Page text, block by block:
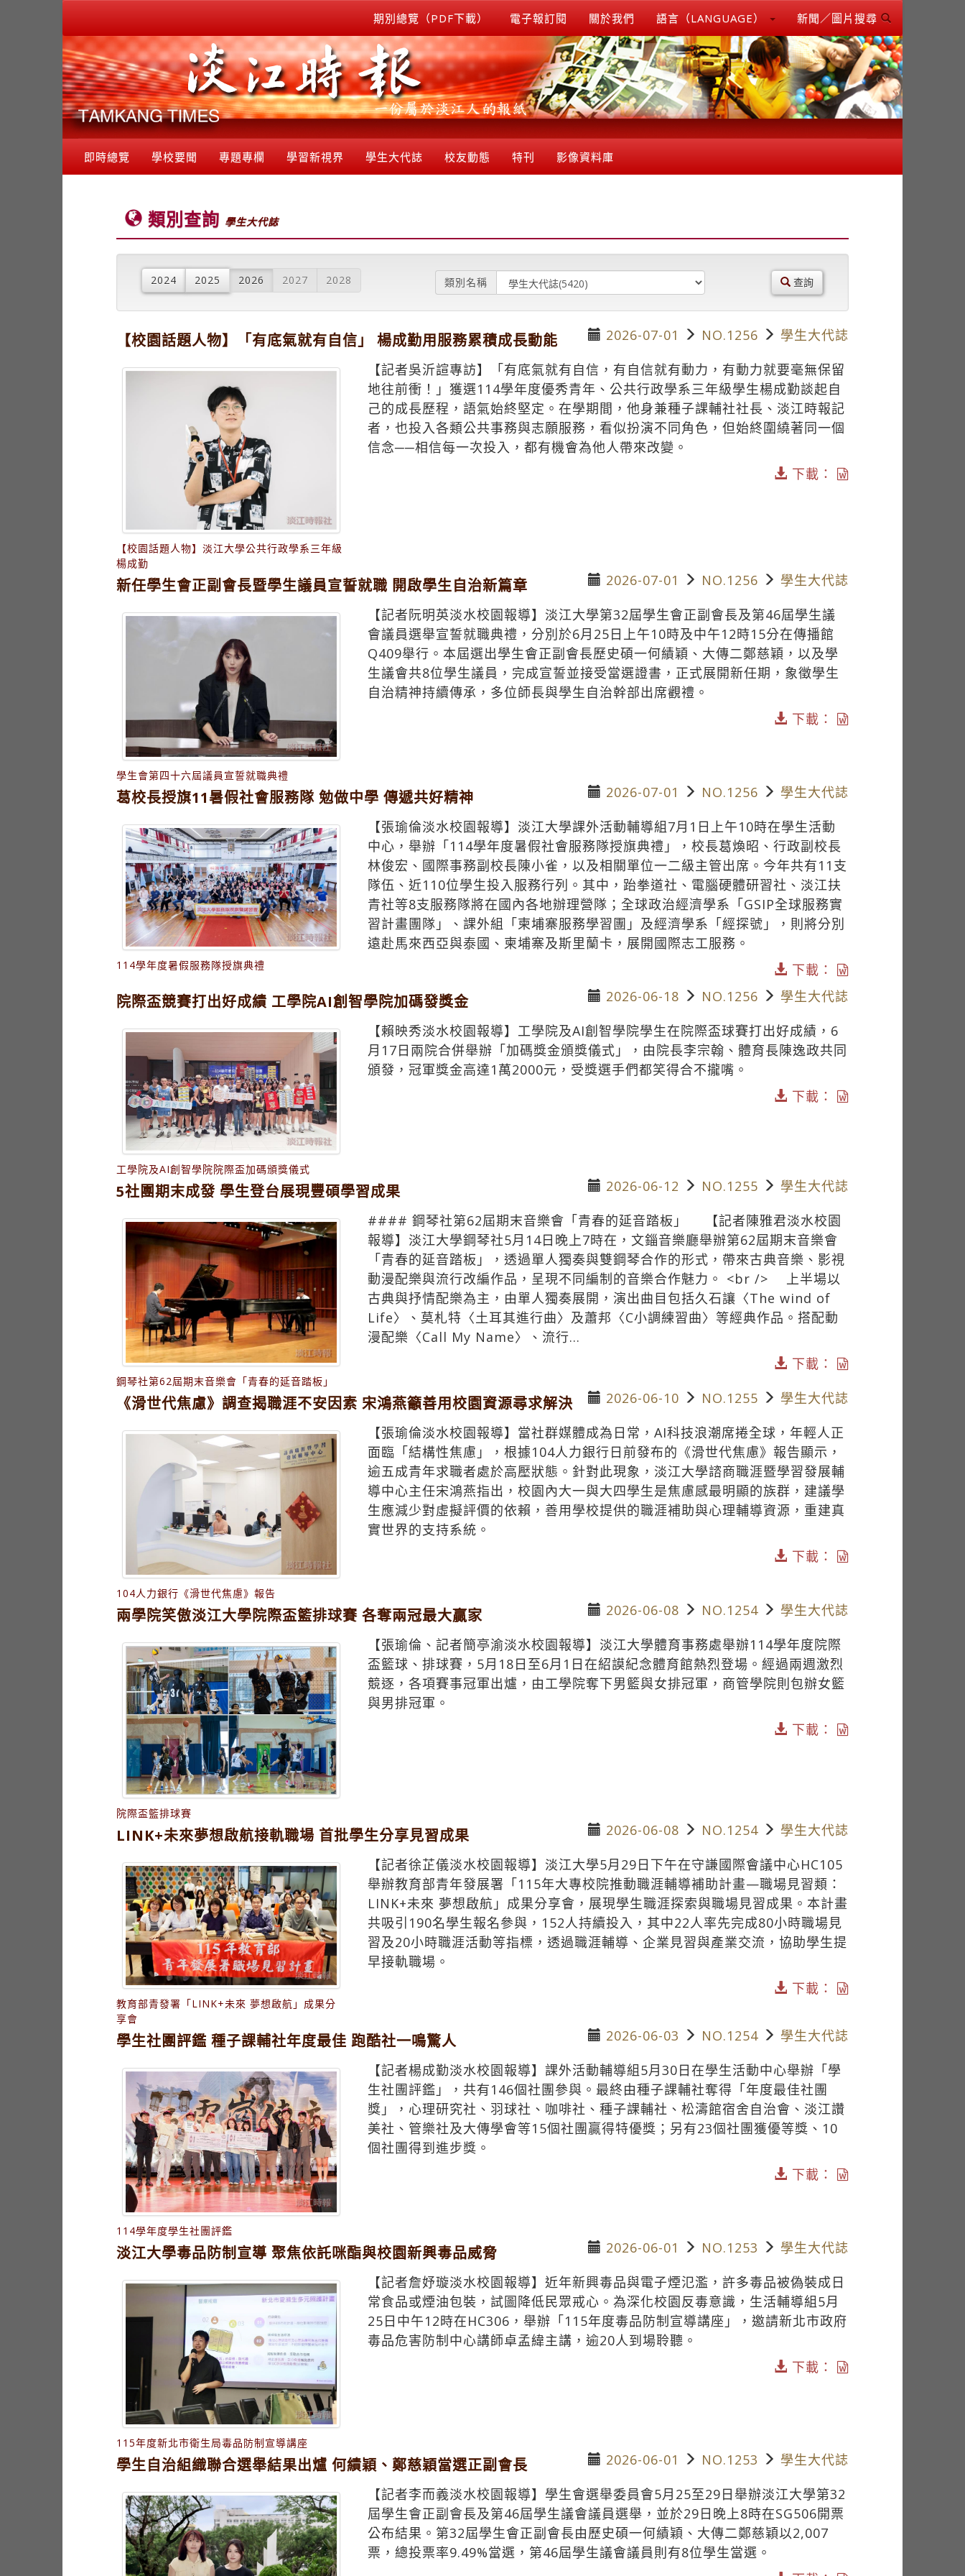
期別總覽（PDF下載） 電子報訂閱 關於我們 語言（LANGUAGE） 新聞／圖片搜尋
即時總覽 學校要聞 專題專欄 學習新視界 學生大代誌 校友動態 特刊 影像資料庫
類別查詢 學生大代誌
2024 2025 2026 2027 2028 類別名稱 查詢
【校園話題人物】「有底氣就有自信」 楊成勤用服務累積成長動能 2026-07-01 NO.1256 學生大代誌
【校園話題人物】淡江大學公共行政學系三年級
楊成勤
【記者吳沂諠專訪】「有底氣就有自信，有自信就有動力，有動力就要毫無保留
地往前衝！」獲選114學年度優秀青年、公共行政學系三年級學生楊成勤談起自
己的成長歷程，語氣始終堅定。在學期間，他身兼種子課輔社社長、淡江時報記
者，也投入各類公共事務與志願服務，看似扮演不同角色，但始終圍繞著同一個
信念──相信每一次投入，都有機會為他人帶來改變。
下載：
新任學生會正副會長暨學生議員宣誓就職 開啟學生自治新篇章 2026-07-01 NO.1256 學生大代誌
學生會第四十六屆議員宣誓就職典禮
【記者阮明英淡水校園報導】淡江大學第32屆學生會正副會長及第46屆學生議
會議員選舉宣誓就職典禮，分別於6月25日上午10時及中午12時15分在傳播館
Q409舉行。本屆選出學生會正副會長歷史碩一何績穎、大傳二鄭慈穎，以及學
生議會共8位學生議員，完成宣誓並接受當選證書，正式展開新任期，象徵學生
自治精神持續傳承，多位師長與學生自治幹部出席觀禮。
下載：
葛校長授旗11暑假社會服務隊 勉做中學 傳遞共好精神 2026-07-01 NO.1256 學生大代誌
114學年度暑假服務隊授旗典禮
【張瑜倫淡水校園報導】淡江大學課外活動輔導組7月1日上午10時在學生活動
中心，舉辦「114學年度暑假社會服務隊授旗典禮」，校長葛煥昭、行政副校長
林俊宏、國際事務副校長陳小雀，以及相關單位一二級主管出席。今年共有11支
隊伍、近110位學生投入服務行列。其中，跆拳道社、電腦硬體研習社、淡江扶
青社等8支服務隊將在國內各地辦理營隊；全球政治經濟學系「GSIP全球服務實
習計畫團隊」、課外組「柬埔寨服務學習團」及經濟學系「經探號」，則將分別
遠赴馬來西亞與泰國、柬埔寨及斯里蘭卡，展開國際志工服務。
下載：
院際盃競賽打出好成績 工學院AI創智學院加碼發獎金 2026-06-18 NO.1256 學生大代誌
工學院及AI創智學院院際盃加碼頒獎儀式
【賴映秀淡水校園報導】工學院及AI創智學院學生在院際盃球賽打出好成績，6
月17日兩院合併舉辦「加碼獎金頒獎儀式」，由院長李宗翰、體育長陳逸政共同
頒發，冠軍獎金高達1萬2000元，受獎選手們都笑得合不攏嘴。
下載：
5社團期末成發 學生登台展現豐碩學習成果 2026-06-12 NO.1255 學生大代誌
鋼琴社第62屆期末音樂會「青春的延音踏板」
#### 鋼琴社第62屆期末音樂會「青春的延音踏板」 【記者陳雅君淡水校園
報導】淡江大學鋼琴社5月14日晚上7時在，文錙音樂廳舉辦第62屆期末音樂會
「青春的延音踏板」，透過單人獨奏與雙鋼琴合作的形式，帶來古典音樂、影視
動漫配樂與流行改編作品，呈現不同編制的音樂合作魅力。 <br /> 上半場以
古典與抒情配樂為主，由單人獨奏展開，演出曲目包括久石讓〈The wind of
Life〉、莫札特〈土耳其進行曲〉及蕭邦〈C小調練習曲〉等經典作品。搭配動
漫配樂〈Call My Name〉、流行...
下載：
《滑世代焦慮》調查揭職涯不安因素 宋鴻燕籲善用校園資源尋求解決 2026-06-10 NO.1255 學生大代誌
104人力銀行《滑世代焦慮》報告
【張瑜倫淡水校園報導】當社群媒體成為日常，AI科技浪潮席捲全球，年輕人正
面臨「結構性焦慮」，根據104人力銀行日前發布的《滑世代焦慮》報告顯示，
逾五成青年求職者處於高壓狀態。針對此現象，淡江大學諮商職涯暨學習發展輔
導中心主任宋鴻燕指出，校園內大一與大四學生是焦慮感最明顯的族群，建議學
生應減少對虛擬評價的依賴，善用學校提供的職涯補助與心理輔導資源，重建真
實世界的支持系統。
下載：
兩學院笑傲淡江大學院際盃籃排球賽 各奪兩冠最大贏家 2026-06-08 NO.1254 學生大代誌
院際盃籃排球賽
【張瑜倫、記者簡亭渝淡水校園報導】淡江大學體育事務處舉辦114學年度院際
盃籃球、排球賽，5月18日至6月1日在紹謨紀念體育館熱烈登場。經過兩週激烈
競逐，各項賽事冠軍出爐，由工學院奪下男籃與女排冠軍，商管學院則包辦女籃
與男排冠軍。
下載：
LINK+未來夢想啟航接軌職場 首批學生分享見習成果 2026-06-08 NO.1254 學生大代誌
教育部青發署「LINK+未來 夢想啟航」成果分
享會
【記者徐芷儀淡水校園報導】淡江大學5月29日下午在守謙國際會議中心HC105
舉辦教育部青年發展署「115年大專校院推動職涯輔導補助計畫—職場見習類：
LINK+未來 夢想啟航」成果分享會，展現學生職涯探索與職場見習成果。本計畫
共吸引190名學生報名參與，152人持續投入，其中22人率先完成80小時職場見
習及20小時職涯活動等指標，透過職涯輔導、企業見習與產業交流，協助學生提
早接軌職場。
下載：
學生社團評鑑 種子課輔社年度最佳 跑酷社一鳴驚人 2026-06-03 NO.1254 學生大代誌
114學年度學生社團評鑑
【記者楊成勤淡水校園報導】課外活動輔導組5月30日在學生活動中心舉辦「學
生社團評鑑」，共有146個社團參與。最終由種子課輔社奪得「年度最佳社團
獎」，心理研究社、羽球社、咖啡社、種子課輔社、松濤館宿舍自治會、淡江讚
美社、管樂社及大傳學會等15個社團贏得特優獎；另有23個社團獲優等獎、10
個社團得到進步獎。
下載：
淡江大學毒品防制宣導 聚焦依託咪酯與校園新興毒品威脅 2026-06-01 NO.1253 學生大代誌
115年度新北市衛生局毒品防制宣導講座
【記者詹妤璇淡水校園報導】近年新興毒品與電子煙氾濫，許多毒品被偽裝成日
常食品或煙油包裝，試圖降低民眾戒心。為深化校園反毒意識，生活輔導組5月
25日中午12時在HC306，舉辦「115年度毒品防制宣導講座」，邀請新北市政府
毒品危害防制中心講師卓孟緯主講，逾20人到場聆聽。
下載：
學生自治組織聯合選舉結果出爐 何績穎、鄭慈穎當選正副會長 2026-06-01 NO.1253
學生大代誌
【記者李而義淡水校園報導】學生會選舉委員會5月25至29日舉辦淡江大學第32
屆學生會正副會長及第46屆學生議會議員選舉，並於29日晚上8時在SG506開票
公布結果。第32屆學生會正副會長由歷史碩一何績穎、大傳二鄭慈穎以2,007
票，總投票率9.49%當選，第46屆學生議會議員則有8位學生當選。